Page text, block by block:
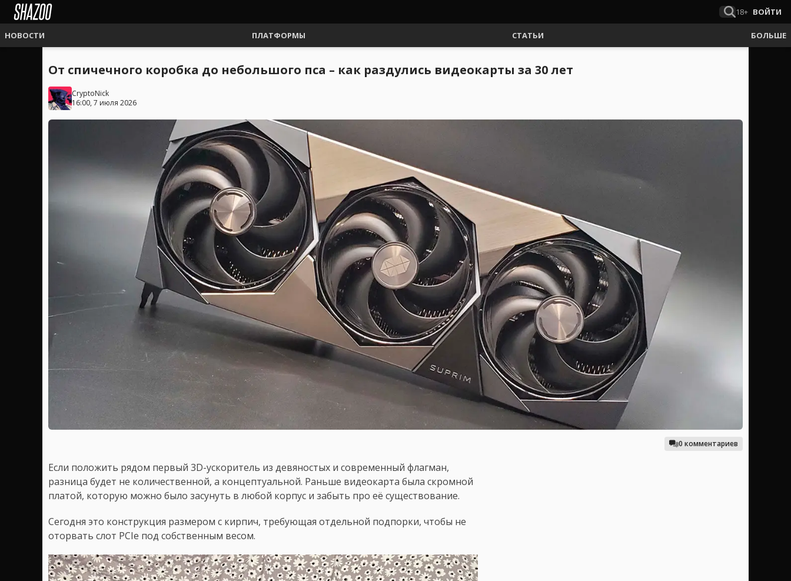
18+ ВОЙТИ
НОВОСТИ ПЛАТФОРМЫ СТАТЬИ БОЛЬШЕ
От спичечного коробка до небольшого пса – как раздулись видеокарты за 30 лет
CryptoNick
16:00, 7 июля 2026
0 комментариев
Если положить рядом первый 3D-ускоритель из девяностых и современный флагман,
разница будет не количественной, а концептуальной. Раньше видеокарта была скромной
платой, которую можно было засунуть в любой корпус и забыть про её существование.
Сегодня это конструкция размером с кирпич, требующая отдельной подпорки, чтобы не
оторвать слот PCIe под собственным весом.